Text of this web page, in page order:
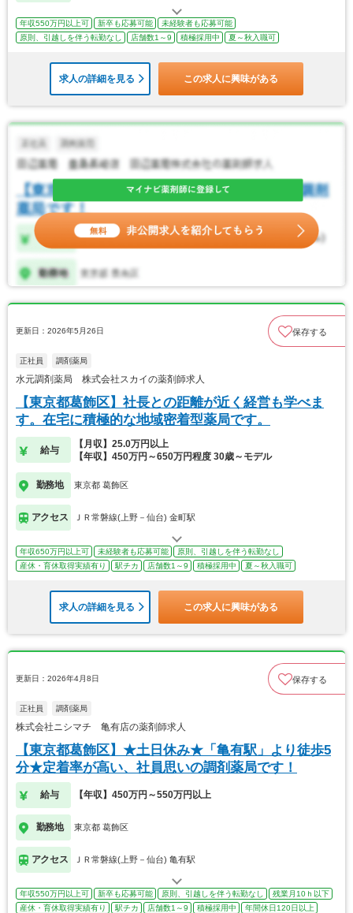
年収550万円以上可 新卒も応募可能
未経験者も応募可能
原則、引越しを伴う転勤なし
店舗数1～9 積極採用中 夏～秋入職可
求人の詳細を見る この求人に興味がある
更新日：2026年5月26日 保存する
正社員 調剤薬局
水元調剤薬局 株式会社スカイの薬剤師求人
【東京都葛飾区】社長との距離が近く経営も学べま
す。在宅に積極的な地域密着型薬局です。
給与
【月収】25.0万円以上
【年収】450万円～650万円程度 30歳～モデル
勤務地 東京都 葛飾区
アクセス ＪＲ常磐線(上野－仙台) 金町駅
年収650万円以上可 未経験者も応募可能
原則、引越しを伴う転勤なし
産休・育休取得実績有り
駅チカ 店舗数1～9 積極採用中 夏～秋入職可
求人の詳細を見る この求人に興味がある
更新日：2026年4月8日 保存する
正社員 調剤薬局
株式会社ニシマチ 亀有店の薬剤師求人
【東京都葛飾区】★土日休み★「亀有駅」より徒歩5
分★定着率が高い、社員思いの調剤薬局です！
給与 【年収】450万円～550万円以上
勤務地 東京都 葛飾区
アクセス ＪＲ常磐線(上野－仙台) 亀有駅
年収550万円以上可 新卒も応募可能 原則、引越しを伴う転勤なし
残業月10ｈ以下
産休・育休取得実績有り
駅チカ 店舗数1～9 積極採用中 年間休日120日以上